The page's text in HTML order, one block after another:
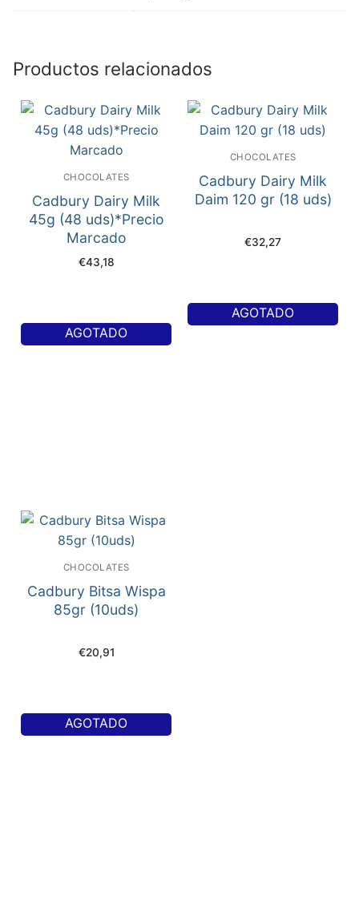
Productos relacionados
CHOCOLATES
Cadbury Dairy Milk
45g (48 uds)*Precio
Marcado
€43,18
AGOTADO
CHOCOLATES
Cadbury Dairy Milk
Daim 120 gr (18 uds)
€32,27
AGOTADO
CHOCOLATES
Cadbury Bitsa Wispa
85gr (10uds)
€20,91
AGOTADO